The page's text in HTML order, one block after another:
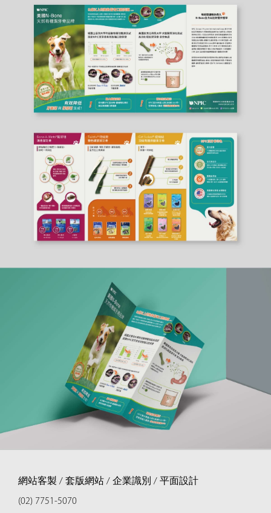
網站客製 / 套版網站 / 企業識別 / 平面設計
(02) 7751-5070